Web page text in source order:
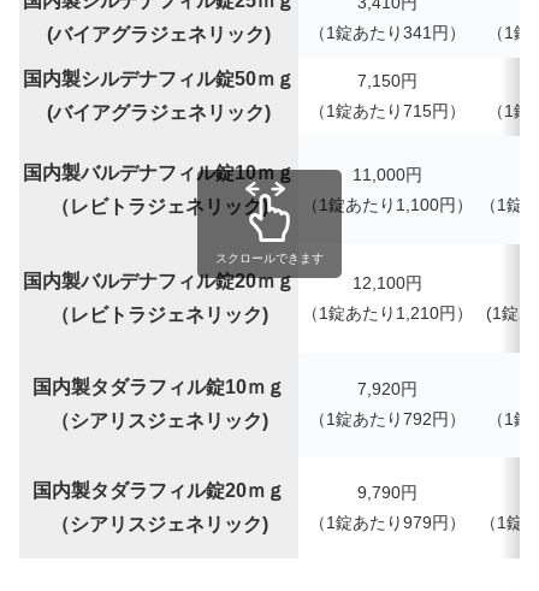
(バイアグラジェネリック)
（1錠あたり341 円）
（1錠
国内製シルデナフィル錠50ｍｇ
(バイアグラジェネリック)
7,150円
（1錠あたり715円）
（1錠
国内製バルデナフィル錠10ｍｇ
（レビトラジェネリック)
11,000円
（1錠あたり1,100円）
（1錠
国内製バルデナフィル錠20ｍｇ
（レビトラジェネリック)
12,100円
（1錠あたり1,210円）
(1錠あ
国内製タダラフィル錠10ｍｇ
（シアリスジェネリック)
7,920円
（1錠あたり792円）
（1錠
国内製タダラフィル錠20ｍｇ
（シアリスジェネリック)
9,790円
（1錠あたり979円）
（1錠
スクロールできます